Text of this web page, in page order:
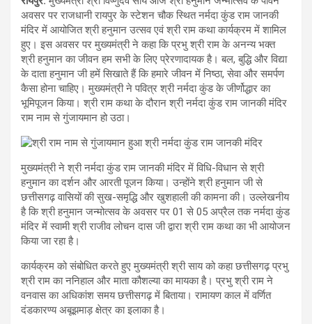
अवसर पर राजधानी रायपुर के स्टेशन चौक स्थित नर्मदा कुंड राम जानकी
मंदिर में आयोजित श्री हनुमान उत्सव एवं श्री राम कथा कार्यक्रम में शामिल
हुए। इस अवसर पर मुख्यमंत्री ने कहा कि प्रभु श्री राम के अनन्य भक्त
श्री हनुमान का जीवन हम सभी के लिए प्रेरणादायक है। बल, बुद्धि और विद्या
के दाता हनुमान जी हमें सिखाते हैं कि हमारे जीवन में निष्ठा, सेवा और समर्पण
कैसा होना चाहिए। मुख्यमंत्री ने पवित्र श्री नर्मदा कुंड के जीर्णोद्धार का
भूमिपूजन किया। श्री राम कथा के दौरान श्री नर्मदा कुंड राम जानकी मंदिर
राम नाम से गुंजायमान हो उठा।
मुख्यमंत्री ने श्री नर्मदा कुंड राम जानकी मंदिर में विधि-विधान से श्री
हनुमान का दर्शन और आरती पूजन किया। उन्होंने श्री हनुमान जी से
छत्तीसगढ़ वासियों की सुख-समृद्धि और खुशहाली की कामना की। उल्लेखनीय
है कि श्री हनुमान जन्मोत्सव के अवसर पर 01 से 05 अप्रैल तक नर्मदा कुंड
मंदिर में स्वामी श्री राजीव लोचन दास जी द्वारा श्री राम कथा का भी आयोजन
किया जा रहा है।
कार्यक्रम को संबोधित करते हुए मुख्यमंत्री श्री साय को कहा छत्तीसगढ़ प्रभु
श्री राम का ननिहाल और माता कौशल्या का मायका है। प्रभु श्री राम ने
वनवास का अधिकांश समय छत्तीसगढ़ में बिताया। रामायण काल में वर्णित
दंडकारण्य अबूझमाड़ क्षेत्र का इलाका है।